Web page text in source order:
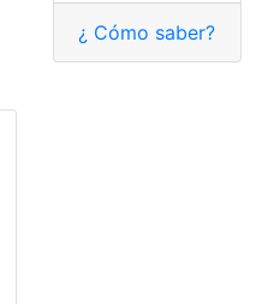
¿ Cómo saber?,